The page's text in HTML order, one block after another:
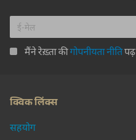
मैंने रेख़्ता कीगोपनीयता नीतिपढ़
क्विक लिंक्स
सहयोग